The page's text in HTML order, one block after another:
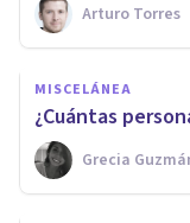
Arturo Torres
MISCELÁNEA
¿Cuántas
Grecia